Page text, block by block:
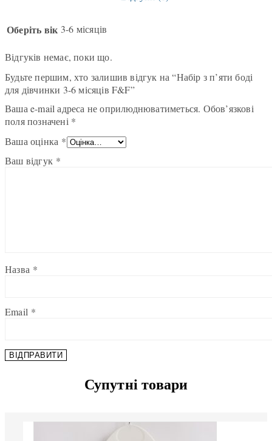
Оберіть вік 3-6 місяців
Відгуків немає, поки що.
Будьте першим, хто залишив відгук на “Набір з п’яти боді
для дівчинки 3-6 місяців F&F”
Ваша e-mail адреса не оприлюднюватиметься. Обов’язкові
поля позначені *
Ваша оцінка *
Ваш відгук *
Назва *
Email *
Супутні товари